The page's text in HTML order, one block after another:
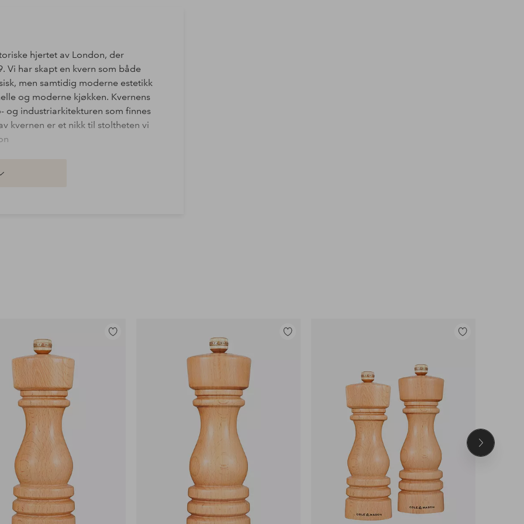
hjertet av London, der
Vi har skapt en kvern som både
men samtidig moderne estetikk
og moderne kjøkken. Kvernens
og industriarkitekturen som finnes
kvernen er et nikk til stoltheten vi
Legg
Legg
Legg
Neste